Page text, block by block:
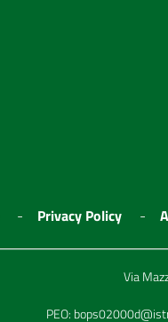
Privacy Policy
Via
PEO: